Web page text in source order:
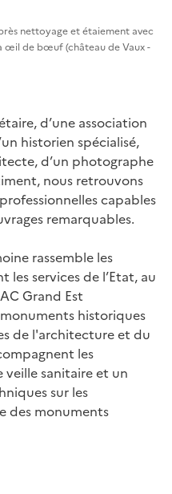
nettoyage et étaiement avec
œil de bœuf (château de Vaux -
d’une association
historien spécialisé,
d’un photographe
nous retrouvons
capables
remarquables.
rassemble les
services de l’Etat, au
Grand Est
historiques
de l'architecture et du
les
sanitaire et un
sur les
des monuments